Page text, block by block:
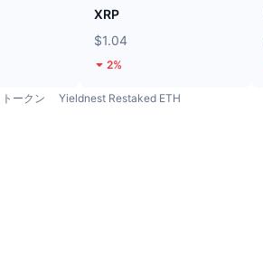
XRP
$1.04
2%
トークン Yieldnest Restaked ETH